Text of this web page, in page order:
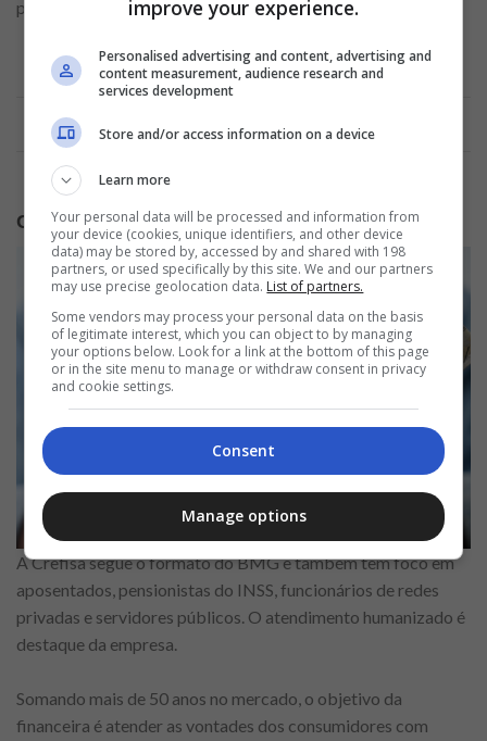
pode ser liberada.
Anúncio
Crefisa
A Crefisa segue o formato do BMG e também tem foco em
aposentados, pensionistas do INSS, funcionários de redes
privadas e servidores públicos. O atendimento humanizado é
destaque da empresa.
Somando mais de 50 anos no mercado, o objetivo da
financeira é atender as vontades dos consumidores com
improve your experience.
Personalised advertising and content, advertising and
content measurement, audience research and
services development
Store and/or access information on a device
Learn more
Your personal data will be processed and information from
your device (cookies, unique identifiers, and other device
data) may be stored by, accessed by and shared with 198
partners, or used specifically by this site. We and our partners
may use precise geolocation data. List of partners.
Some vendors may process your personal data on the basis
of legitimate interest, which you can object to by managing
your options below. Look for a link at the bottom of this page
or in the site menu to manage or withdraw consent in privacy
and cookie settings.
Consent
Manage options